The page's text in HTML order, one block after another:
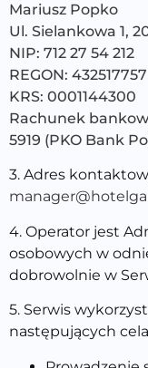
Mariusz Popko
Ul. Sielankowa 1,
NIP: 712 27 54 212
REGON: 432517757
KRS: 0001144300
Rachunek
5919 (PKO Bank
3. Adres
4. Operator jest
osobowych w
dobrowolnie w
5. Serwis
następujących